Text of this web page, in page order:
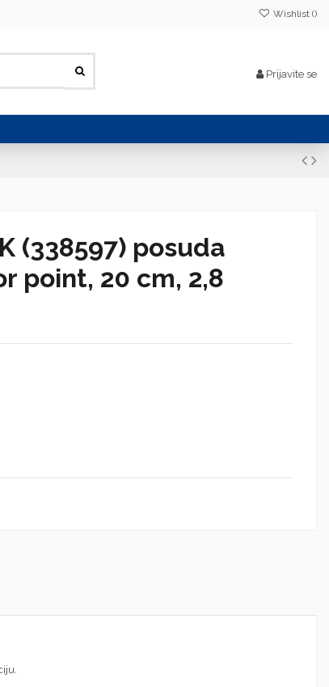
Wishlist ()
Prijavite se
(338597) posuda
point, 20 cm, 2,8